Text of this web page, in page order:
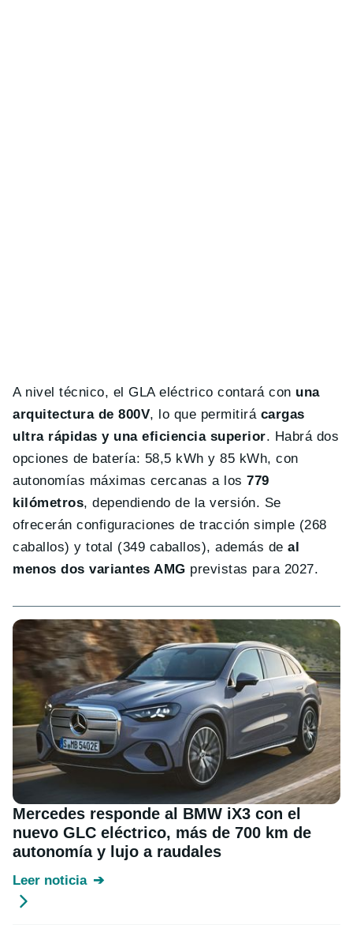
A nivel técnico, el GLA eléctrico contará con una
arquitectura de 800V, lo que permitirá cargas
ultra rápidas y una eficiencia superior. Habrá dos
opciones de batería: 58,5 kWh y 85 kWh, con
autonomías máximas cercanas a los779
kilómetros, dependiendo de la versión. Se
ofrecerán configuraciones de tracción simple (268
caballos) y total (349 caballos), además deal
menos dos variantes AMG previstas para 2027.
Mercedes responde al BMW iX3 con el
nuevo GLC eléctrico, más de 700 km de
autonomía y lujo a raudales
Leer noticia